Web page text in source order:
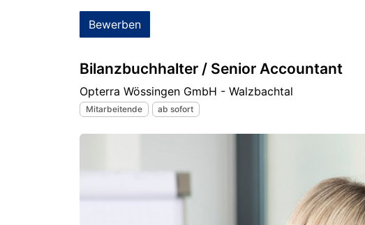
Bewerben
Bilanzbuchhalter / Senior Accountant
Opterra Wössingen GmbH - Walzbachtal
Mitarbeitende ab sofort